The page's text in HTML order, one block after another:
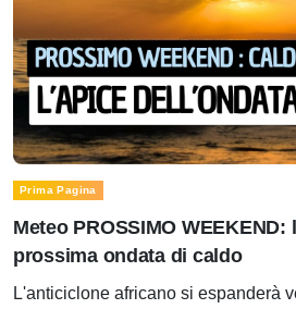
Prima Pagina
Meteo PROSSIMO WEEKEND:
prossima ondata di caldo
L'anticiclone africano si espanderà